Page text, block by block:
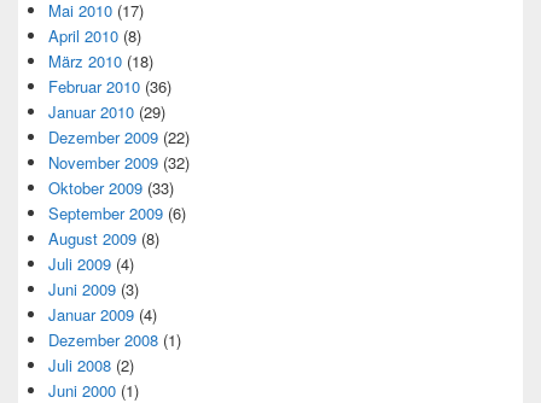
Mai 2010 (17)
April 2010 (8)
März 2010 (18)
Februar 2010 (36)
Januar 2010 (29)
Dezember 2009 (22)
November 2009 (32)
Oktober 2009 (33)
September 2009 (6)
August 2009 (8)
Juli 2009 (4)
Juni 2009 (3)
Januar 2009 (4)
Dezember 2008 (1)
Juli 2008 (2)
Juni 2000 (1)